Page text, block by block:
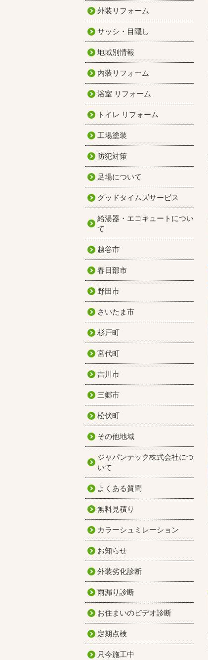
外装リフォーム
サッシ・目隠し
地域別情報
内装リフォーム
浴室 リフォーム
トイレ リフォーム
工場塗装
防犯対策
足場について
グッドタイムズサービス
給湯器・エコキュートについ
て
越谷市
春日部市
野田市
さいたま市
杉戸町
宮代町
吉川市
三郷市
松伏町
その他地域
ジャパンテック株式会社につ
いて
よくある質問
無料見積り
カラーシュミレーション
お知らせ
外装劣化診断
雨漏り診断
お住まいのビデオ診断
定期点検
只今施工中